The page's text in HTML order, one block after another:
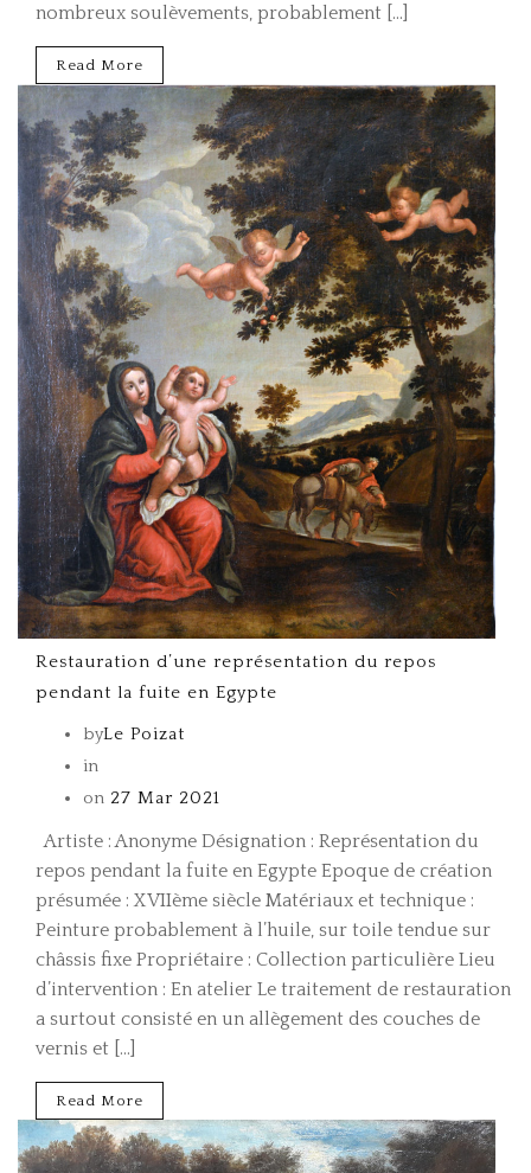
nombreux soulèvements, probablement […]
Read More
Restauration d’une représentation du repos
pendant la fuite en Egypte
byLe Poizat
in
on 27 Mar 2021
Artiste : Anonyme Désignation : Représentation du
repos pendant la fuite en Egypte Epoque de création
présumée : XVIIème siècle Matériaux et technique :
Peinture probablement à l’huile, sur toile tendue sur
châssis fixe Propriétaire : Collection particulière Lieu
d’intervention : En atelier Le traitement de restauration
a surtout consisté en un allègement des couches de
vernis et […]
Read More